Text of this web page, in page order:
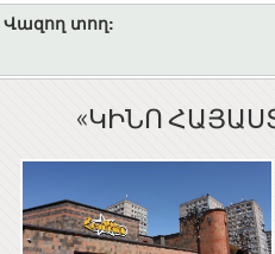
Վազող տող:
«ԿԻՆՈ